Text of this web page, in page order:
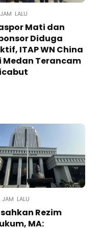
LALU
Mati dan
Diduga
ITAP WN China
Medan Terancam
JAM LALU
Rezim
MA: